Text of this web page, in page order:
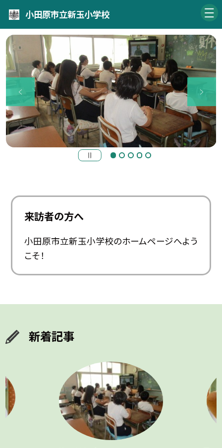
小田原市立新玉小学校
来訪者の方へ
小田原市立新玉小学校のホームページへよう
こそ！
新着記事